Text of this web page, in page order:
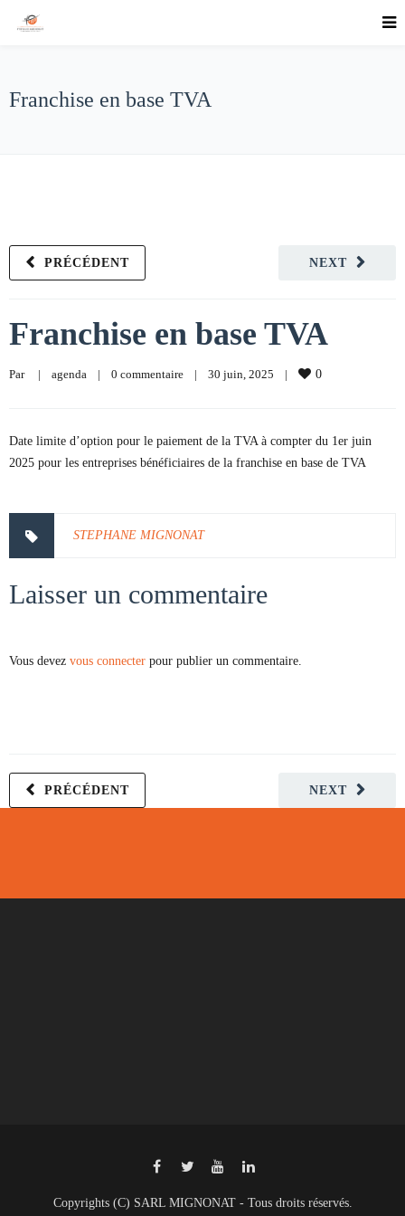
Franchise en base TVA
NEXT
PRÉCÉDENT
Franchise en base TVA
Par | agenda | 0 commentaire | 30 juin, 2025 | 0
Date limite d’option pour le paiement de la TVA à compter du 1er juin
2025 pour les entreprises bénéficiaires de la franchise en base de TVA
STEPHANE MIGNONAT
Laisser un commentaire
Vous devez vous connecter pour publier un commentaire.
NEXT
PRÉCÉDENT
Copyrights (C) SARL MIGNONAT - Tous droits réservés.